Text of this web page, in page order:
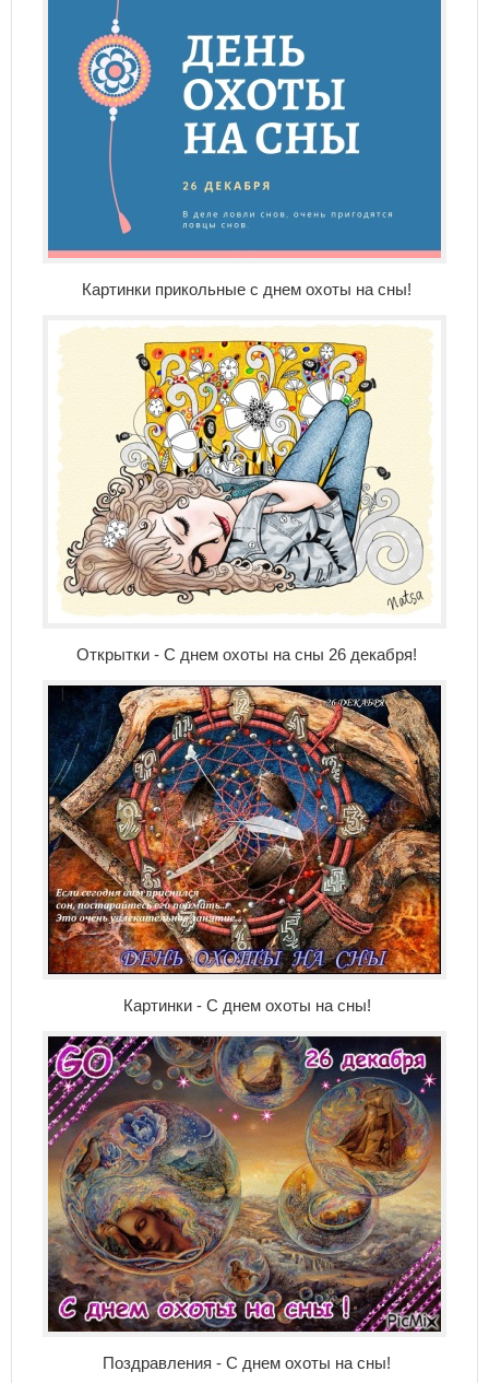
Картинки прикольные с днем охоты на сны!
Открытки - С днем охоты на сны 26 декабря!
Картинки - С днем охоты на сны!
Поздравления - С днем охоты на сны!